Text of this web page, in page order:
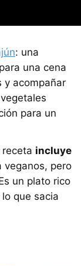
: una
una cena
y acompañar
para un
incluye
veganos, pero
un plato rico
que sacia